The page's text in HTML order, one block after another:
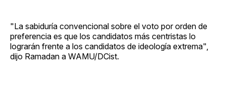
"La sabiduría convencional sobre el voto por orden de
preferencia es que los candidatos más centristas lo
lograrán frente a los candidatos de ideología extrema",
dijo Ramadan a WAMU/DCist.